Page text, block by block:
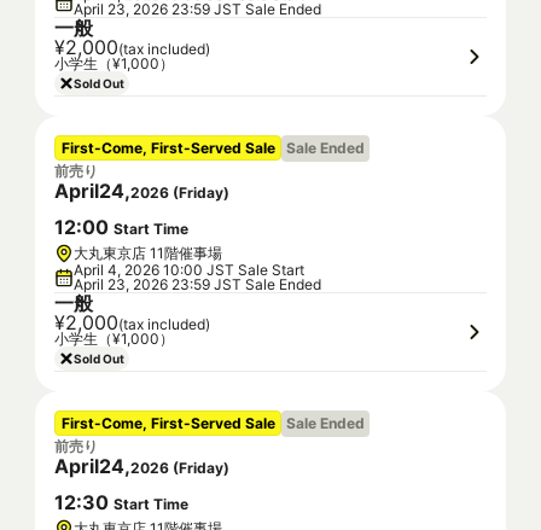
April 23, 2026 23:59 JST Sale Ended
一般
¥2,000(tax included)
小学生（¥1,000）
Sold Out
First-Come, First-Served Sale Sale Ended
前売り
April24,2026 (Friday)
12:00 Start Time
大丸東京店 11階催事場
April 4, 2026 10:00 JST Sale Start
April 23, 2026 23:59 JST Sale Ended
一般
¥2,000(tax included)
小学生（¥1,000）
Sold Out
First-Come, First-Served Sale Sale Ended
前売り
April24,2026 (Friday)
12:30 Start Time